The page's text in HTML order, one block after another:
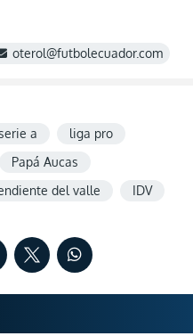
oterol@futbolecuador.com
a
liga pro
Papá Aucas
del valle IDV